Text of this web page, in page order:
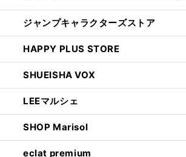
ジャンプキャラクターズストア
HAPPY PLUS STORE
SHUEISHA VOX
LEEマルシェ
SHOP Marisol
eclat premium